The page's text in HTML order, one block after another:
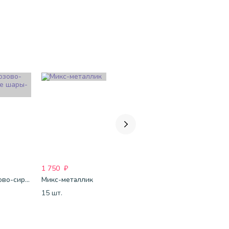
Бело-розово-сиреневые шары-пастель
1 750 ₽
Микс-металлик
15 шт.